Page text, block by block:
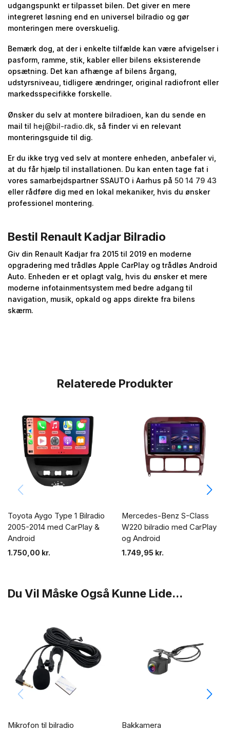
udgangspunkt er tilpasset bilen. Det giver en mere
integreret løsning end en universel bilradio og gør
monteringen mere overskuelig.
Bemærk dog, at der i enkelte tilfælde kan være afvigelser i
pasform, ramme, stik, kabler eller bilens eksisterende
opsætning. Det kan afhænge af bilens årgang,
udstyrsniveau, tidligere ændringer, original radiofront eller
markedsspecifikke forskelle.
Ønsker du selv at montere bilradioen, kan du sende en
mail til hej@bil-radio.dk , så finder vi en relevant
monteringsguide til dig.
Er du ikke tryg ved selv at montere enheden, anbefaler vi,
at du får hjælp til installationen. Du kan enten tage fat i
vores samarbejdspartner SSAUTO i Aarhus på 50 14 79 43
eller rådføre dig med en lokal mekaniker, hvis du ønsker
professionel montering.
Bestil Renault Kadjar Bilradio
Giv din Renault Kadjar fra 2015 til 2019 en moderne
opgradering med trådløs Apple CarPlay og trådløs Android
Auto. Enheden er et oplagt valg, hvis du ønsker et mere
moderne infotainmentsystem med bedre adgang til
navigation, musik, opkald og apps direkte fra bilens
skærm.
Relaterede Produkter
Toyota Aygo Type 1 Bilradio
2005-2014 med CarPlay &
Android
1.750,00 kr.
Mercedes-Benz S-Class
W220 bilradio med CarPlay
og Android
1.749,95 kr.
Du Vil Måske Også Kunne Lide...
Mikrofon til bilradio Bakkamera